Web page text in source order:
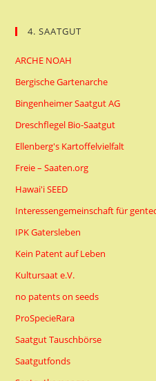
4. SAATGUT
ARCHE NOAH
Bergische Gartenarche
Bingenheimer Saatgut AG
Dreschflegel Bio-Saatgut
Ellenberg's Kartoffelvielfalt
Freie – Saaten.org
Hawai'i SEED
Interessengemeinschaft für
IPK Gatersleben
Kein Patent auf Leben
Kultursaat e.V.
no patents on seeds
ProSpecieRara
Saatgut Tauschbörse
Saatgutfonds